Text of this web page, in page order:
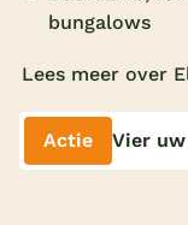
bungalows
Lees meer over
Actie Vier